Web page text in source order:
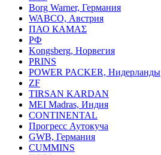
Borg Warner, Германия
WABCO, Австрия
ПАО КАМАΣ
РФ
Kongsberg, Норвегия
PRINS
POWER PACKER, Нидерланды
ZF
TIRSAN KARDAN
MEI Madras, Индия
CONTINENTAL
Прогресс Аутокуча
GWB, Германия
CUMMINS